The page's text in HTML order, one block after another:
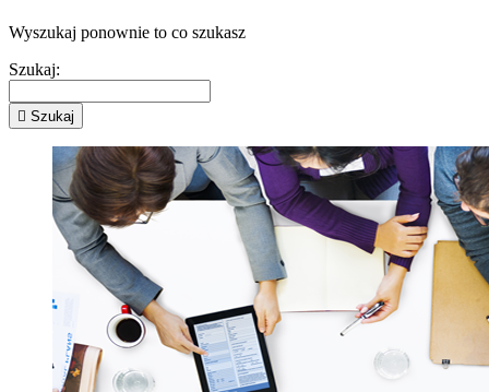
Wyszukaj ponownie to co szukasz
Szukaj:
 Szukaj